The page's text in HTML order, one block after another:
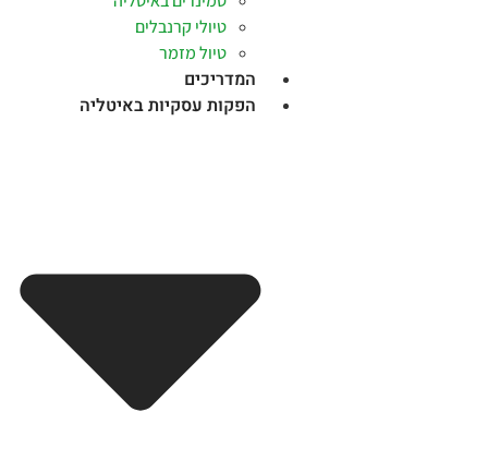
טיולי קרנבלים
טיול מזמר
המדריכים
הפקות עסקיות באיטליה